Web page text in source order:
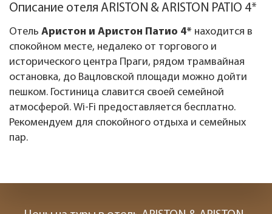
Описание отеля ARISTON & ARISTON PATIO 4*
Отель Аристон и Аристон Патио 4* находится в
спокойном месте, недалеко от торгового и
исторического центра Праги, рядом трамвайная
остановка, до Вацловской площади можно дойти
пешком. Гостиница славится своей семейной
атмосферой. Wi-Fi предоставляется бесплатно.
Рекомендуем для спокойного отдыха и семейных
пар.